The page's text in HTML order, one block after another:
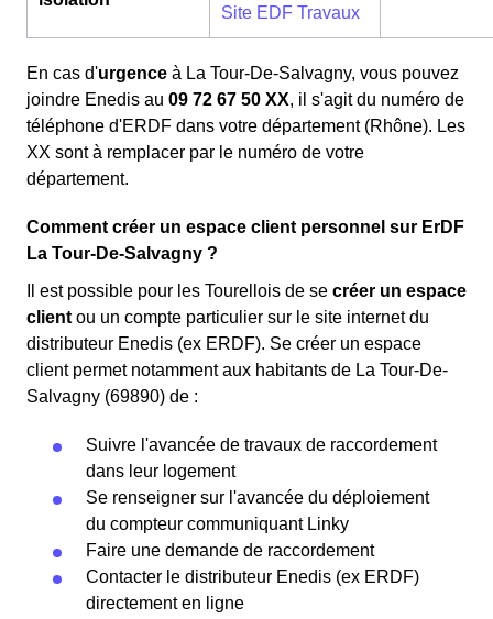
Site EDF Travaux
En cas d'urgence à La Tour-De-Salvagny, vous pouvez
joindre Enedis au 09 72 67 50 XX, il s'agit du numéro de
téléphone d'ERDF dans votre département (Rhône). Les
XX sont à remplacer par le numéro de votre
département.
Comment créer un espace client personnel sur ErDF
La Tour-De-Salvagny ?
Il est possible pour les Tourellois de se créer un espace
client ou un compte particulier sur le site internet du
distributeur Enedis (ex ERDF). Se créer un espace
client permet notamment aux habitants de La Tour-De-
Salvagny (69890) de :
Suivre l'avancée de travaux de raccordement
dans leur logement
Se renseigner sur l'avancée du déploiement
du compteur communiquant Linky
Faire une demande de raccordement
Contacter le distributeur Enedis (ex ERDF)
directement en ligne